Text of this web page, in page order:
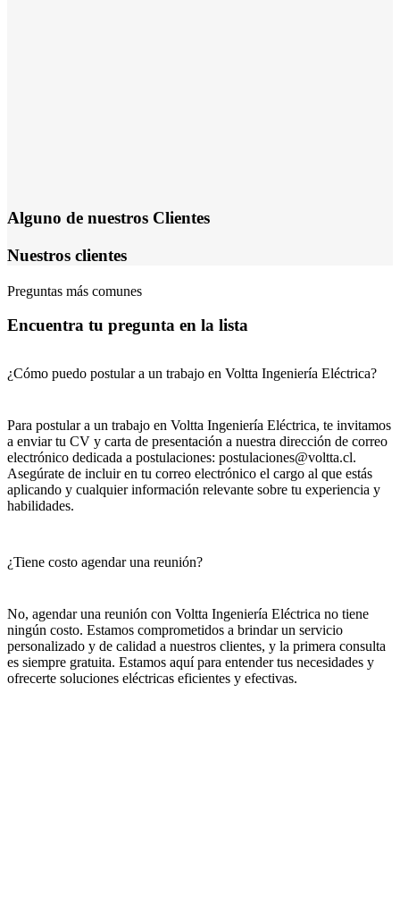
Alguno de nuestros Clientes
Nuestros clientes
Preguntas más comunes
Encuentra tu pregunta en la lista
¿Cómo puedo postular a un trabajo en Voltta Ingeniería Eléctrica?
Para postular a un trabajo en Voltta Ingeniería Eléctrica, te invitamos
a enviar tu CV y carta de presentación a nuestra dirección de correo
electrónico dedicada a postulaciones: postulaciones@voltta.cl.
Asegúrate de incluir en tu correo electrónico el cargo al que estás
aplicando y cualquier información relevante sobre tu experiencia y
habilidades.
¿Tiene costo agendar una reunión?
No, agendar una reunión con Voltta Ingeniería Eléctrica no tiene
ningún costo. Estamos comprometidos a brindar un servicio
personalizado y de calidad a nuestros clientes, y la primera consulta
es siempre gratuita. Estamos aquí para entender tus necesidades y
ofrecerte soluciones eléctricas eficientes y efectivas.